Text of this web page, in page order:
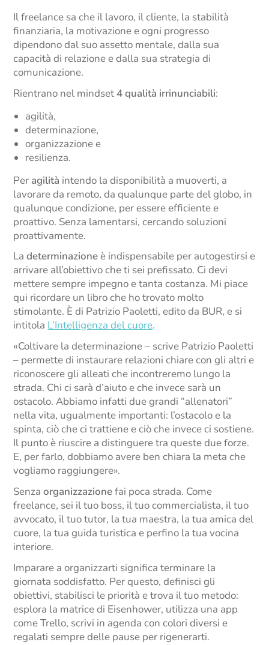
Il freelance sa che il lavoro, il cliente, la stabilità
finanziaria, la motivazione e ogni progresso
dipendono dal suo assetto mentale, dalla sua
capacità di relazione e dalla sua strategia di
comunicazione.
Rientrano nel mindset4 qualità irrinunciabili:
agilità,
determinazione,
organizzazione e
resilienza.
Per agilità intendo la disponibilità a muoverti, a
lavorare da remoto, da qualunque parte del globo, in
qualunque condizione, per essere efficiente e
proattivo. Senza lamentarsi, cercando soluzioni
proattivamente.
Ladeterminazioneè indispensabile per autogestirsi e
arrivare all’obiettivo che ti sei prefissato. Ci devi
mettere sempre impegno e tanta costanza. Mi piace
qui ricordare un libro che ho trovato molto
stimolante. È di Patrizio Paoletti, edito da BUR, e si
intitola L’Intelligenza del cuore.
«Coltivare la determinazione – scrive Patrizio Paoletti
– permette di instaurare relazioni chiare con gli altri e
riconoscere gli alleati che incontreremo lungo la
strada. Chi ci sarà d’aiuto e che invece sarà un
ostacolo. Abbiamo infatti due grandi “allenatori”
nella vita, ugualmente importanti: l’ostacolo e la
spinta, ciò che ci trattiene e ciò che invece ci sostiene.
Il punto è riuscire a distinguere tra queste due forze.
E, per farlo, dobbiamo avere ben chiara la meta che
vogliamo raggiungere».
Senzaorganizzazionefai poca strada. Come
freelance, sei il tuo boss, il tuo commercialista, il tuo
avvocato, il tuo tutor, la tua maestra, la tua amica del
cuore, la tua guida turistica e perfino la tua vocina
interiore.
Imparare a organizzarti significa terminare la
giornata soddisfatto. Per questo, definisci gli
obiettivi, stabilisci le priorità e trova il tuo metodo:
esplora la matrice di Eisenhower, utilizza una app
come Trello, scrivi in agenda con colori diversi e
regalati sempre delle pause per rigenerarti.